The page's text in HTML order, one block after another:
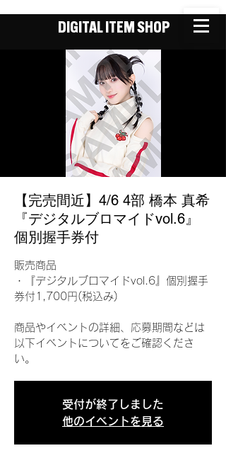
DIGITAL ITEM SHOP
【完売間近】4/6 4部 橋本 真希
『デジタルブロマイドvol.6』
個別握手券付
販売商品
・『デジタルブロマイドvol.6』個別握手
券付1,700円(税込み)
商品やイベントの詳細、応募期間などは
以下イベントについてをご確認くださ
い。
受付が終了しました
他のイベントを見る